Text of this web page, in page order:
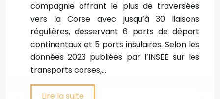
compagnie offrant le plus de traversées
vers la Corse avec jusqu’à 30 liaisons
régulières, desservant 6 ports de départ
continentaux et 5 ports insulaires. Selon les
données 2023 publiées par l’INSEE sur les
transports corses,…
Lire la suite